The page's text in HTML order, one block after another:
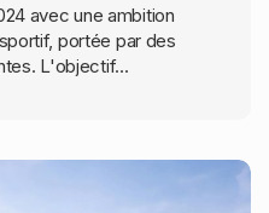
avec une ambition
portée par des
L'objectif...